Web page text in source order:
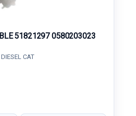
51821297 0580203023
CAT